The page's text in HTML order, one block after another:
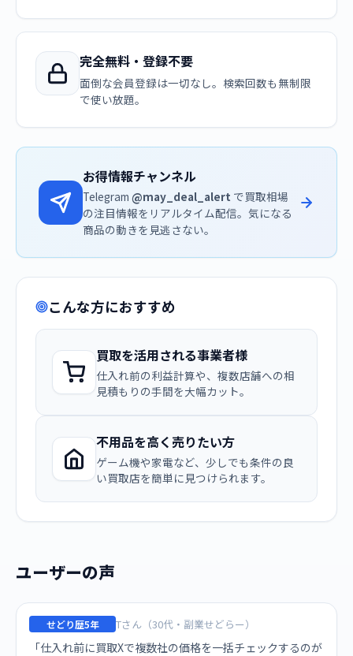
完全無料・登録不要
面倒な会員登録は一切なし。検索回数も無制限
で使い放題。
お得情報チャンネル
Telegram @may_deal_alert で買取相場
の注目情報をリアルタイム配信。気になる
商品の動きを見逃さない。
こんな方におすすめ
買取を活用される事業者様
仕入れ前の利益計算や、複数店舗への相
見積もりの手間を大幅カット。
不用品を高く売りたい方
ゲーム機や家電など、少しでも条件の良
い買取店を簡単に見つけられます。
ユーザーの声
せどり歴5年 Tさん（30代・副業せどらー）
「仕入れ前に買取Xで複数社の価格を一括チェックするのが